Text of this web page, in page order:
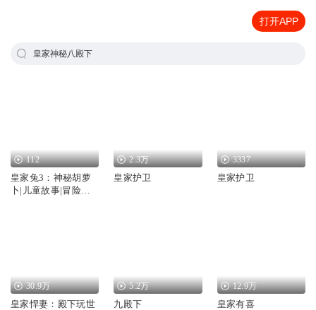
打开APP
皇家神秘八殿下
112
皇家兔3：神秘胡萝
卜|儿童故事|冒险故
2.3万
皇家护卫
3337
皇家护卫
30.9万
皇家悍妻：殿下玩世
5.2万
九殿下
12.9万
皇家有喜